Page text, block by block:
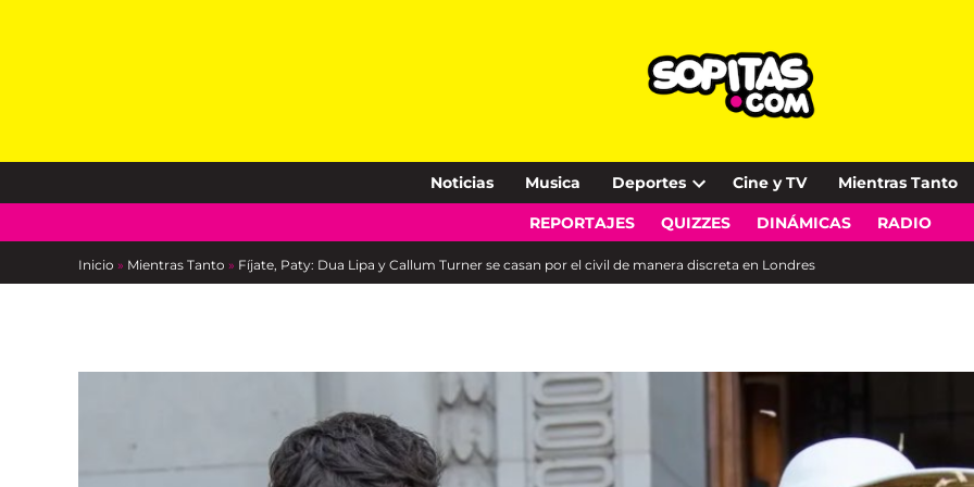
Noticias Musica Deportes
Open
dropdown
Cine y TV Mientras Tanto
REPORTAJES QUIZZES DINÁMICAS RADIO
Inicio » Mientras Tanto » Fíjate, Paty: Dua Lipa y Callum Turner se casan por el civil de manera discreta en Londres